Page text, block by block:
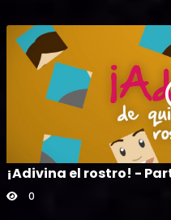
¡Adivina el rostro! -
0